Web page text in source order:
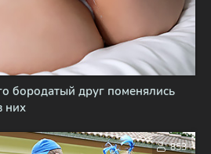
бородатый друг поменялись
них
853